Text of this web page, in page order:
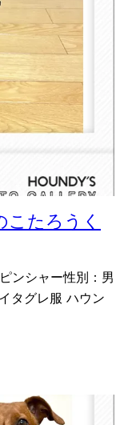
たろうく
ンシャー性別：男
タグレ服 ハウン